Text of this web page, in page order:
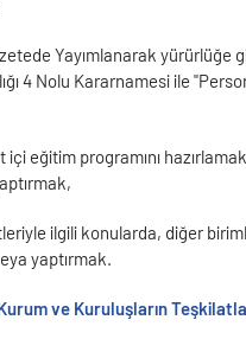
Yayımlanarak
4 Nolu Kararnamesi ile
eğitim programını
ilgili konularda, diğer
yaptırmak.
ve Kuruluşların